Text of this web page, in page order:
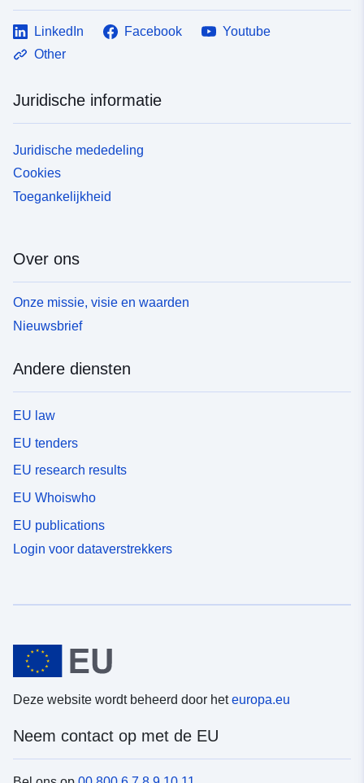
LinkedIn Facebook
Youtube
Other
Juridische informatie
Juridische mededeling
Cookies
Toegankelijkheid
Over ons
Onze missie, visie en waarden
Nieuwsbrief
Andere diensten
EU law
EU tenders
EU research results
EU Whoiswho
EU publications
Login voor dataverstrekkers
Deze website wordt beheerd door heteuropa.eu
Neem contact op met de EU